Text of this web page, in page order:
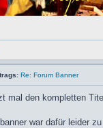
Re: Forum Banner
mal den kompletten
war dafür leider